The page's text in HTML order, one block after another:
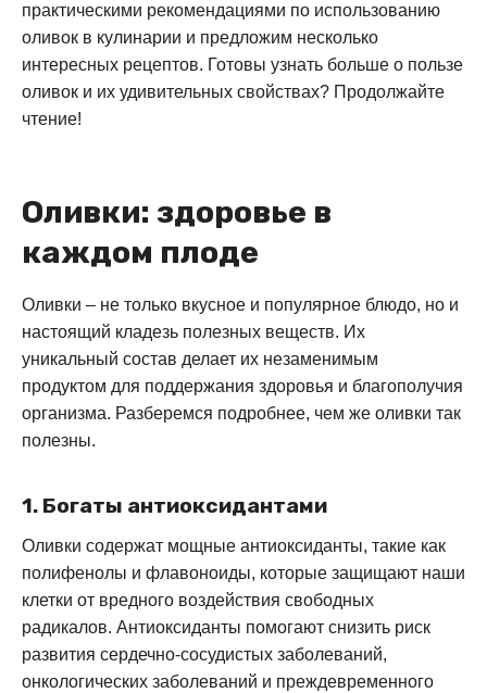
практическими рекомендациями по использованию
оливок в кулинарии и предложим несколько
интересных рецептов. Готовы узнать больше о пользе
оливок и их удивительных свойствах? Продолжайте
чтение!
Оливки: здоровье в
каждом плоде
Оливки – не только вкусное и популярное блюдо, но и
настоящий кладезь полезных веществ. Их
уникальный состав делает их незаменимым
продуктом для поддержания здоровья и благополучия
организма. Разберемся подробнее, чем же оливки так
полезны.
1. Богаты антиоксидантами
Оливки содержат мощные антиоксиданты, такие как
полифенолы и флавоноиды, которые защищают наши
клетки от вредного воздействия свободных
радикалов. Антиоксиданты помогают снизить риск
развития сердечно-сосудистых заболеваний,
онкологических заболеваний и преждевременного